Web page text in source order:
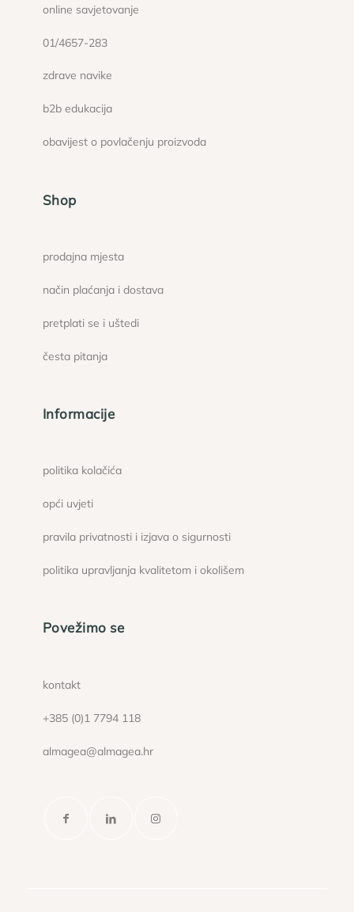
online savjetovanje
01/4657-283
zdrave navike
b2b edukacija
obavijest o povlačenju proizvoda
Shop
prodajna mjesta
način plaćanja i dostava
pretplati se i uštedi
česta pitanja
Informacije
politika kolačića
opći uvjeti
pravila privatnosti i izjava o sigurnosti
politika upravljanja kvalitetom i okolišem
Povežimo se
kontakt
+385 (0)1 7794 118
almagea@almagea.hr